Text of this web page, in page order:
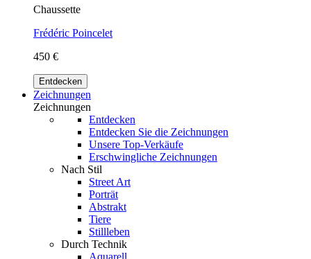
Chaussette
Frédéric Poincelet
450 €
Entdecken
Zeichnungen
Zeichnungen
Entdecken
Entdecken Sie die Zeichnungen
Unsere Top-Verkäufe
Erschwingliche Zeichnungen
Nach Stil
Street Art
Porträt
Abstrakt
Tiere
Stillleben
Durch Technik
Aquarell